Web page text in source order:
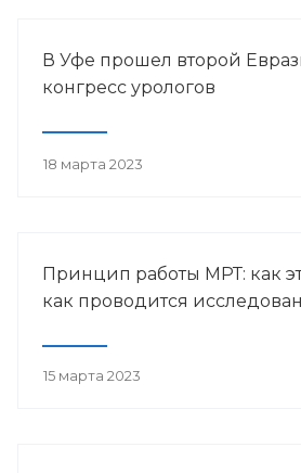
В Уфе прошел второй
конгресс урологов
18 марта 2023
Принцип работы МРТ: как
как проводится
15 марта 2023